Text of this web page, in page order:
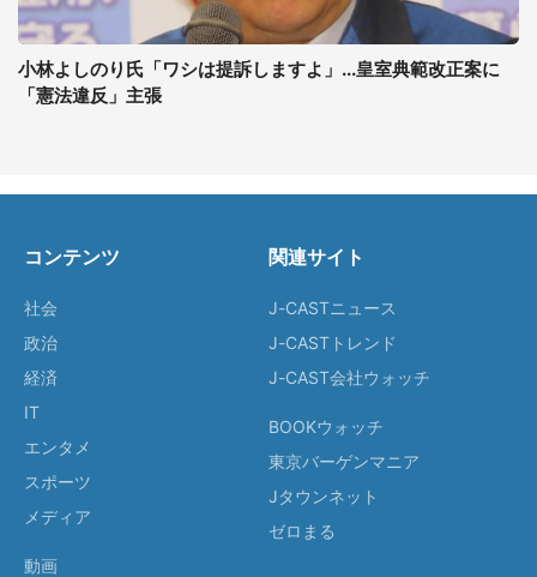
小林よしのり氏「ワシは提訴しますよ」...皇室典範改正案に
「憲法違反」主張
コンテンツ
社会
政治
経済
IT
エンタメ
スポーツ
メディア
動画
関連サイト
J-CASTニュース
J-CASTトレンド
J-CAST会社ウォッチ
BOOKウォッチ
東京バーゲンマニア
Jタウンネット
ゼロまる